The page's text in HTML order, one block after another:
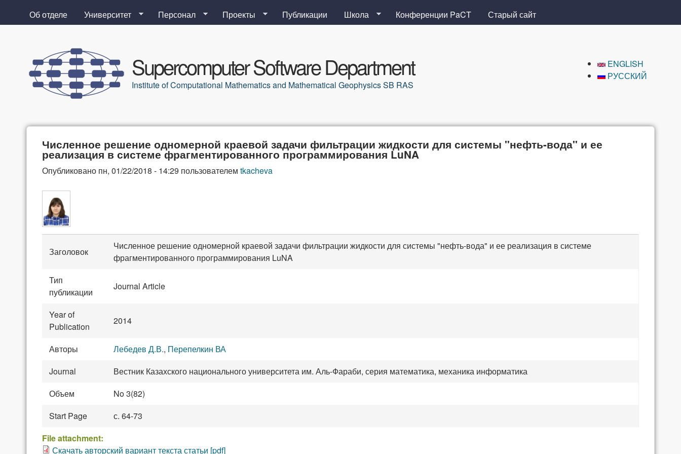
содержанию
Об отделе Университет Персонал Проекты Публикации Школа Конференции PaCT Старый сайт
Supercomputer Software Department
Institute of Computational Mathematics and Mathematical Geophysics SB RAS
ENGLISH
РУССКИЙ
Численное решение одномерной краевой задачи фильтрации жидкости для системы "нефть-вода" и ее
реализация в системе фрагментированного программирования LuNA
Опубликовано пн, 01/22/2018 - 14:29 пользователем tkacheva
Заголовок
Численное решение одномерной краевой задачи фильтрации жидкости для системы "нефть-вода" и ее реализация в системе
фрагментированного программирования LuNA
Тип
публикации
Journal Article
Year of
Publication
2014
Авторы Лебедев Д.В., Перепелкин ВА
Journal
Вестник Казахского национального университета им. Аль-Фараби, серия математика, механика информатика
Объем
No 3(82)
Start Page
с. 64-73
File attachment:
Скачать авторский вариант текста статьи [pdf]